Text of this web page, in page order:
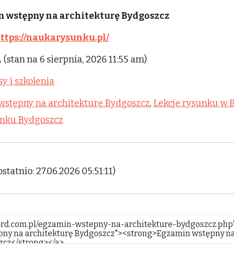
wstępny na architekturę Bydgoszcz
naukarysunku.pl/
(stan na 6 sierpnia, 2026 11:55 am)
i szkolenia
na architekturę Bydgoszcz, Lekcje rysunku w
Bydgoszcz
27.06.2026 05:51:11)